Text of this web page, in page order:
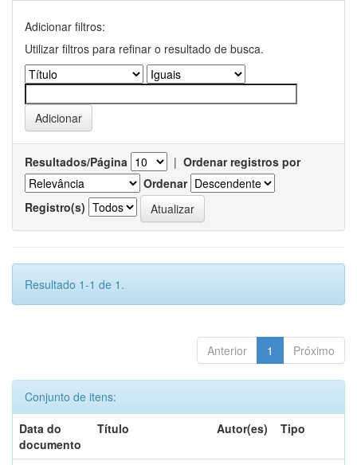
Adicionar filtros:
Utilizar filtros para refinar o resultado de busca.
Resultados/Página | Ordenar registros por
Ordenar
Registro(s)
Resultado 1-1 de 1.
Anterior 1 Próximo
Conjunto de itens:
Data do
documento
Título Autor(es) Tipo